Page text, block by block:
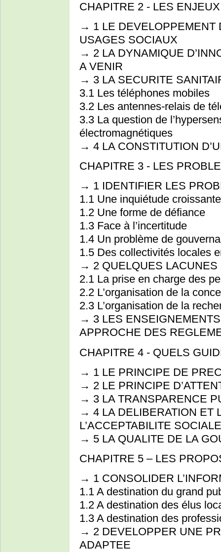
CHAPITRE 2 - LES ENJEUX
→ 1 LE DEVELOPPEMENT
USAGES SOCIAUX
→ 2 LA DYNAMIQUE
A VENIR
→ 3 LA SECURITE
3.1 Les téléphones mobiles
3.2 Les antennes-relais de
3.3 La question de
électromagnétiques
→ 4 LA CONSTITUTION
CHAPITRE 3 - LES
→ 1 IDENTIFIER LES
1.1 Une inquiétude croissante
1.2 Une forme de défiance
1.3 Face à l’incertitude
1.4 Un problème de
1.5 Des collectivités locales
→ 2 QUELQUES LACUNES
2.1 La prise en charge des
2.2 L’organisation de la
2.3 L’organisation de la
→ 3 LES
APPROCHE DES
CHAPITRE 4 - QUELS
→ 1 LE PRINCIPE DE
→ 2 LE PRINCIPE
→ 3 LA TRANSPARENCE
→ 4 LA DELIBERATION ET
L’ACCEPTABILITE SOCIALE
→ 5 LA QUALITE DE LA
CHAPITRE 5 – LES
→ 1 CONSOLIDER
1.1 A destination du grand
1.2 A destination des élus
1.3 A destination des
→ 2 DEVELOPPER UNE
ADAPTEE